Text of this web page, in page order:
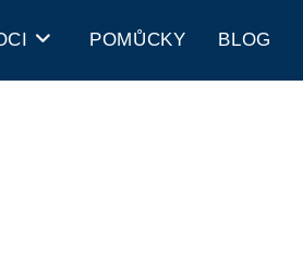
POMŮCKY BLOG